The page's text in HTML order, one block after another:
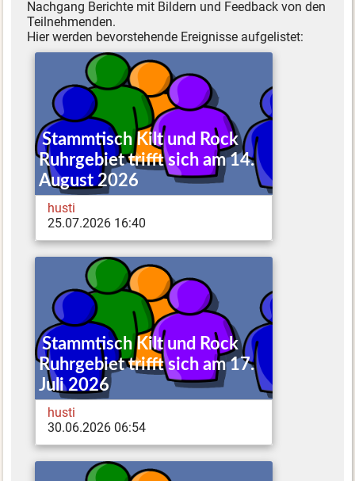
Nachgang Berichte mit Bildern und Feedback von den
Teilnehmenden.
Hier werden bevorstehende Ereignisse aufgelistet:
Stammtisch Kilt und Rock
Ruhrgebiet trifft sich am 14.
August 2026
husti
25.07.2026 16:40
Stammtisch Kilt und Rock
Ruhrgebiet trifft sich am 17.
Juli 2026
husti
30.06.2026 06:54